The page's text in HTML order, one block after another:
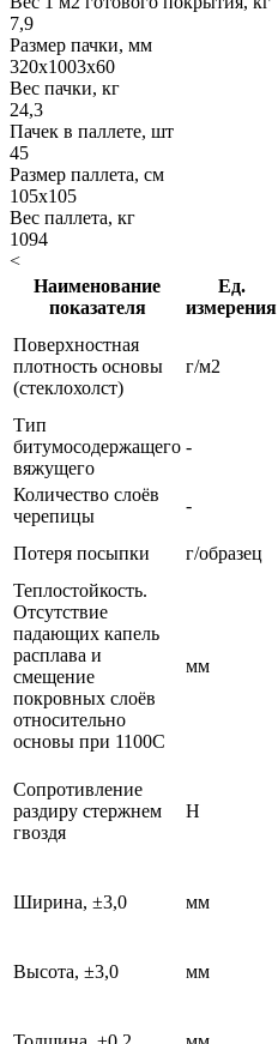
7,9
Размер пачки, мм
320х1003х60
Вес пачки, кг
24,3
Пачек в паллете, шт
45
Размер паллета, см
105х105
Вес паллета, кг
1094
<
Наименование
показателя
Ед.
измерения
Поверхностная
плотность основы
(стеклохолст)
г/м2
Тип
битумосодержащего
вяжущего
-
Количество слоёв
черепицы
-
Потеря посыпки г/образец
Теплостойкость.
Отсутствие
падающих капель
расплава и
смещение
покровных слоёв
относительно
основы при 1100С
мм
Сопротивление
раздиру стержнем
гвоздя
Н
Ширина, ±3,0 мм
Высота, ±3,0 мм